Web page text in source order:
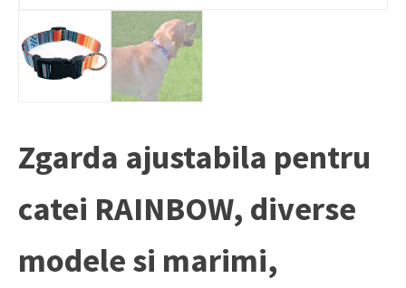
Zgarda ajustabila pentru
catei RAINBOW, diverse
modele si marimi,